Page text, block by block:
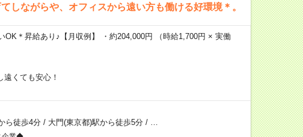
しながらや、オフィスから遠い方も働ける好環境＊。
＊昇給あり♪【月収例】 ・約204,000円 （時給1,700円 × 実働
くても安心！
ら徒歩4分/ 大門(東京都)駅から徒歩5分/